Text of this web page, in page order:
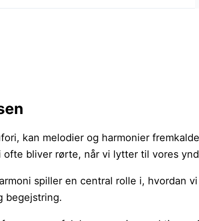
kan melodier og harmonier
bliver rørte, når vi lytter til vores
spiller en central rolle i, hvordan
begejstring.